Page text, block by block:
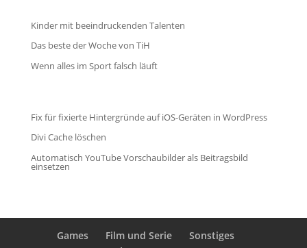
Kinder mit beeindruckenden Talenten
Das beste der Woche von TiH
Wenn alles im Sport falsch läuft
Fix für fixierte Hintergründe auf iOS-Geräten in WordPress
Divi Cache löschen
Automatisch YouTube Vorschaubilder als Beitragsbild
einsetzen
Games Film und Serie
Sonstiges